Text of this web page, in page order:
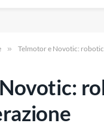
» Telmotor e Novotic: